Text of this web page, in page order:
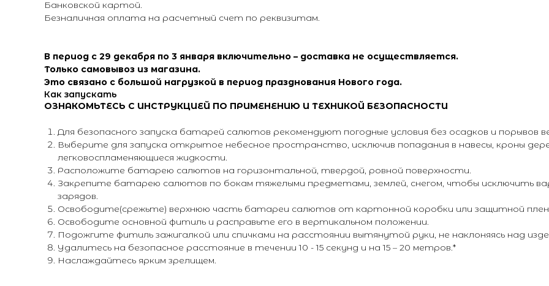
Банковской картой.
Безналичная оплата на расчетный счет по реквизитам.
В период с 29 декабря по 3 января включительно – доставка не осуществляется.
Только самовывоз из магазина.
Это связано с большой нагрузкой в период празднования Нового года.
Как запускать
ОЗНАКОМЬТЕСЬ С ИНСТРУКЦИЕЙ ПО ПРИМЕНЕНИЮ И ТЕХНИКОЙ БЕЗОПАСНОСТИ
Для безопасного запуска батарей салютов рекомендуют погодные условия без осадков и порывов
Выберите для запуска открытое небесное пространство, исключив попадания в навесы, кроны
легковоспламеняющиеся жидкости.
Расположите батарею салютов на горизонтальной, твердой, ровной поверхности.
Закрепите батарею салютов по бокам тяжелыми предметами, землей, снегом, чтобы исключить
зарядов.
Освободите(срежьте) верхнюю часть батареи салютов от картонной коробки или защитной
Освободите основной фитиль и расправьте его в вертикальном положении.
Подожгите фитиль зажигалкой или спичками на расстоянии вытянутой руки, не наклоняясь над
Удалитесь на безопасное расстояние в течении 10 - 15 секунд и на 15 – 20 метров.*
Наслаждайтесь ярким зрелищем.